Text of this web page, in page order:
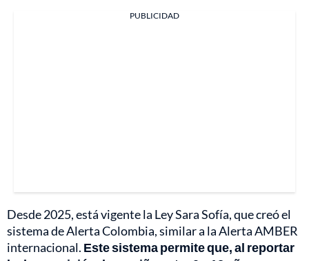
PUBLICIDAD
Desde 2025, está vigente la Ley Sara Sofía, que creó el
sistema de Alerta Colombia, similar a la Alerta AMBER
internacional. Este sistema permite que, al reportar